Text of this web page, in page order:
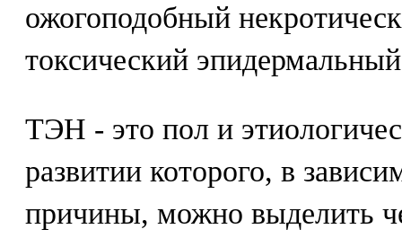
ожогоподобный
токсический
ТЭН - это пол и
развитии которого, в
причины, можно выделить